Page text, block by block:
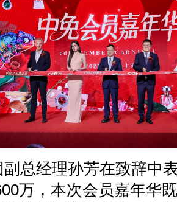
副总经理孙芳在致辞中
万，本次会员嘉年华